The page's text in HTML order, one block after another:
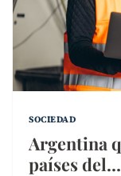
SOCIEDAD
Argentina
países del…